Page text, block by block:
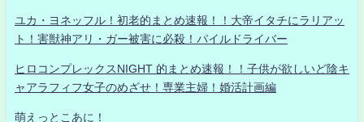
ユカ・ヨネッフル！初老的まとめ速報！！大帝イタチにラリアッ
ト！害獣神アリ・ガー被害に必殺！パイルドライバー
ヒロコンプレックスNIGHT 的まとめ速報！！子供が欲しいど陰キ
ャアラフィフ女子のめざせ！専業主婦！婚活計画編
萌えっとこあに！